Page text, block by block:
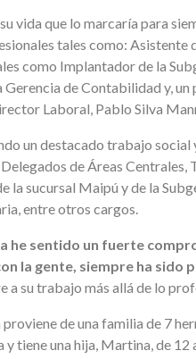
vida que lo marcaría para
tales como: Asistente
como Implantador de la
de Contabilidad y,
Laboral, Pablo Silva
un destacado trabajo social
de Áreas Centrales,
la sucursal Maipú y de la
entre otros cargos.
he sentido un fuerte
la gente, siempre ha sido
a su trabajo más allá de lo
de una familia de 7
y tiene una hija, Martina, de 12